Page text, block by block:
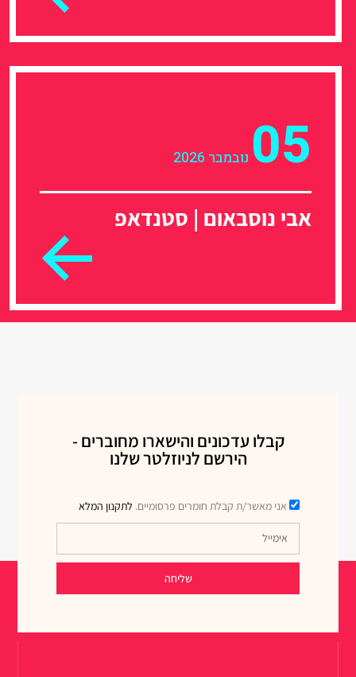
05 נובמבר 2026
אבי נוסבאום | סטנדאפ
קבלו עדכונים והישארו מחוברים -
הירשם לניוזלטר שלנו
אני מאשר/ת קבלת חומרים פרסומיים. לתקנון המלא
שליחה